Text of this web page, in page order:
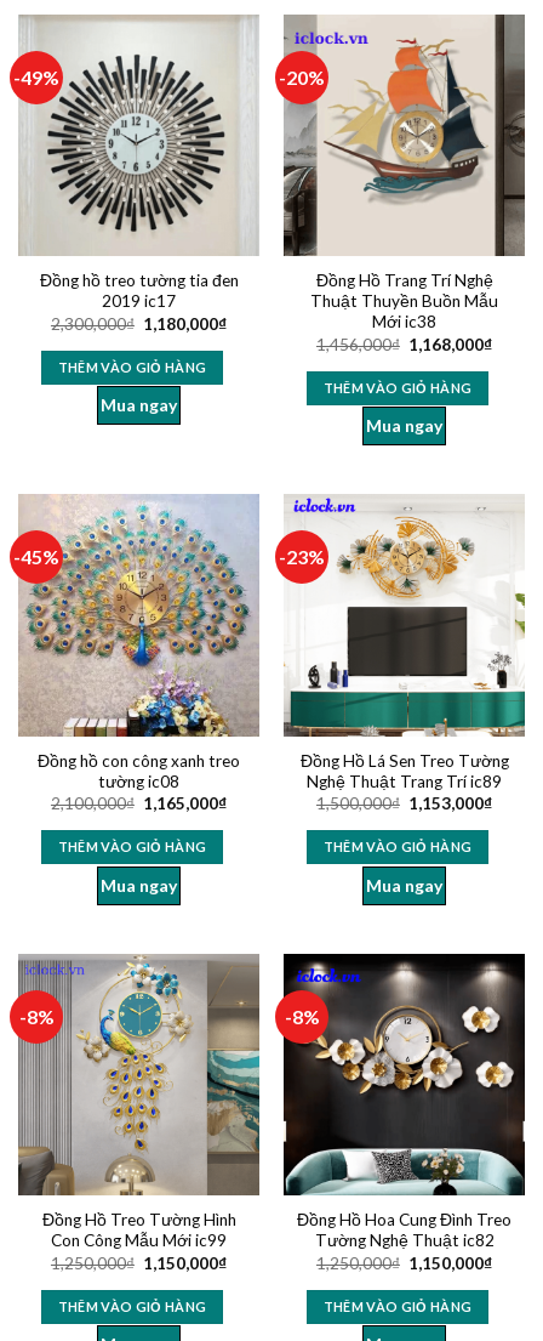
-49%
Đồng hồ treo tường tia đen
2019 ic17
2,300,000₫ 1,180,000₫
THÊM VÀO GIỎ HÀNG
Mua ngay
-20%
Đồng Hồ Trang Trí Nghệ
Thuật Thuyền Buồn Mẫu
Mới ic38
1,456,000₫ 1,168,000₫
THÊM VÀO GIỎ HÀNG
Mua ngay
-45%
Đồng hồ con công xanh treo
tường ic08
2,100,000₫ 1,165,000₫
THÊM VÀO GIỎ HÀNG
Mua ngay
-23%
Đồng Hồ Lá Sen Treo Tường
Nghệ Thuật Trang Trí ic89
1,500,000₫ 1,153,000₫
THÊM VÀO GIỎ HÀNG
Mua ngay
-8%
Đồng Hồ Treo Tường Hình
Con Công Mẫu Mới ic99
1,250,000₫ 1,150,000₫
THÊM VÀO GIỎ HÀNG
-8%
Đồng Hồ Hoa Cung Đình Treo
Tường Nghệ Thuật ic82
1,250,000₫ 1,150,000₫
THÊM VÀO GIỎ HÀNG